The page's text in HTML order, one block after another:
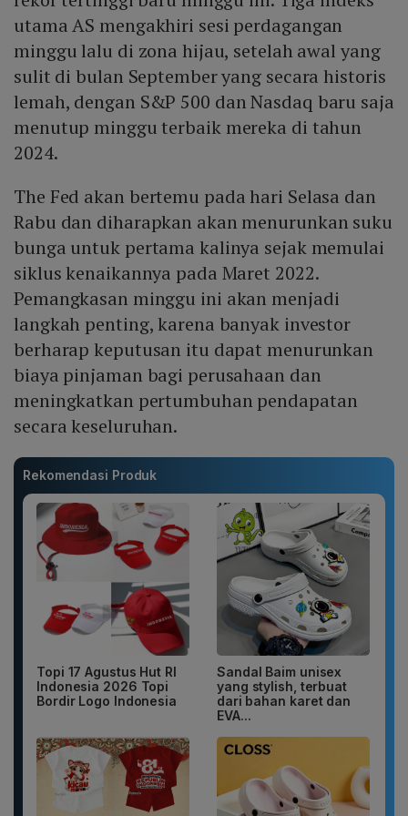
utama AS mengakhiri sesi perdagangan
minggu lalu di zona hijau, setelah awal yang
sulit di bulan September yang secara historis
lemah, dengan S&P 500 dan Nasdaq baru saja
menutup minggu terbaik mereka di tahun
2024.
The Fed akan bertemu pada hari Selasa dan
Rabu dan diharapkan akan menurunkan suku
bunga untuk pertama kalinya sejak memulai
siklus kenaikannya pada Maret 2022.
Pemangkasan minggu ini akan menjadi
langkah penting, karena banyak investor
berharap keputusan itu dapat menurunkan
biaya pinjaman bagi perusahaan dan
meningkatkan pertumbuhan pendapatan
secara keseluruhan.
Rekomendasi Produk
Topi 17 Agustus Hut RI
Indonesia 2026 Topi
Bordir Logo Indonesia
Sandal Baim unisex
yang stylish, terbuat
dari bahan karet dan
EVA...